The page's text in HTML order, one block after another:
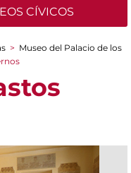
CÍVICOS
> Museo del Palacio de los